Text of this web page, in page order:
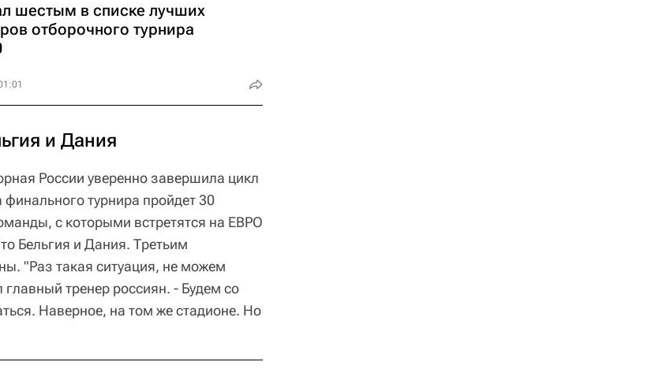
шестым в списке лучших
отборочного турнира
и Дания
России уверенно завершила цикл
турнира пройдет 30
с которыми встретятся на ЕВРО
Бельгия и Дания. Третьим
"Раз такая ситуация, не можем
тренер россиян. - Будем со
Наверное, на том же стадионе. Но